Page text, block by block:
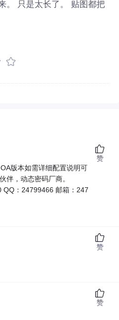
。 只是太长了。 贴图都把
版本如需详细配置说明可
伴，动态密码厂商。
QQ：24799466 邮箱：247
赞
赞
赞